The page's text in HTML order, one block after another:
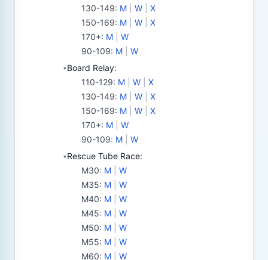
130-149: M W
X
150-169: M W
X
170+: M
W
90-109: M W
•Board Relay:
110-129: M W
X
130-149: M W
X
150-169: M W
X
170+: M
W
90-109: M W
•Rescue Tube Race:
M30: M
W
M35: M
W
M40: M
W
M45: M
W
M50: M
W
M55: M
W
M60: M W